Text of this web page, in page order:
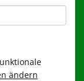
ändern